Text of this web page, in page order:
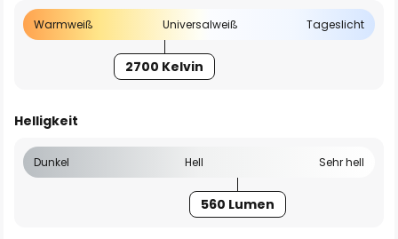
Warmweiß Universalweiß Tageslicht
2700 Kelvin
Helligkeit
Dunkel Hell Sehr hell
560 Lumen